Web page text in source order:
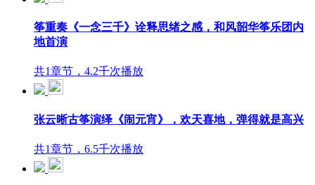
筝重奏《一念三千》诠释思绪之感，和风韶华筝乐团内
地首演
共1章节，4.2千次播放
张云晰古筝演绎《闹元宵》，欢天喜地，弹得就是高兴
共1章节，6.5千次播放